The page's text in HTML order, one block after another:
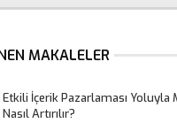
MAKALELER
Etkili İçerik Pazarlaması Yoluyla
Nasıl Artırılır?